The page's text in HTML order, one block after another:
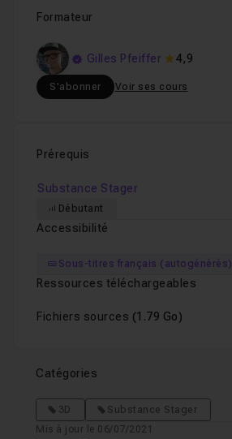
Formateur
Gilles Pfeiffer 4,9
S'abonner Voir ses cours
Prérequis
Substance Stager
Débutant
Accessibilité
Sous-titres français (autogénérés)
Ressources téléchargeables
Fichiers sources (1.79 Go)
Catégories
3D
Substance Stager
Mis à jour le 06/07/2021